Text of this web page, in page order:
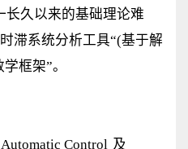
长久以来的基础理论难
滞系统分析工具“(基于解
框架”。
Control 及